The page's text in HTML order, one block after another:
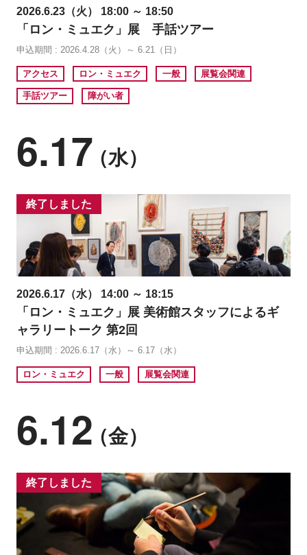
2026.6.23（火） 18:00 ～ 18:50
「ロン・ミュエク」展 手話ツアー
申込期間 : 2026.4.28（火）～ 6.21（日）
アクセス ロン・ミュエク 一般 展覧会関連
手話ツアー 障がい者
6.17（水）
終了しました
2026.6.17（水） 14:00 ～ 18:15
「ロン・ミュエク」展 美術館スタッフによるギ
ャラリートーク 第2回
申込期間 : 2026.6.17（水）～ 6.17（水）
ロン・ミュエク 一般 展覧会関連
6.12（金）
終了しました